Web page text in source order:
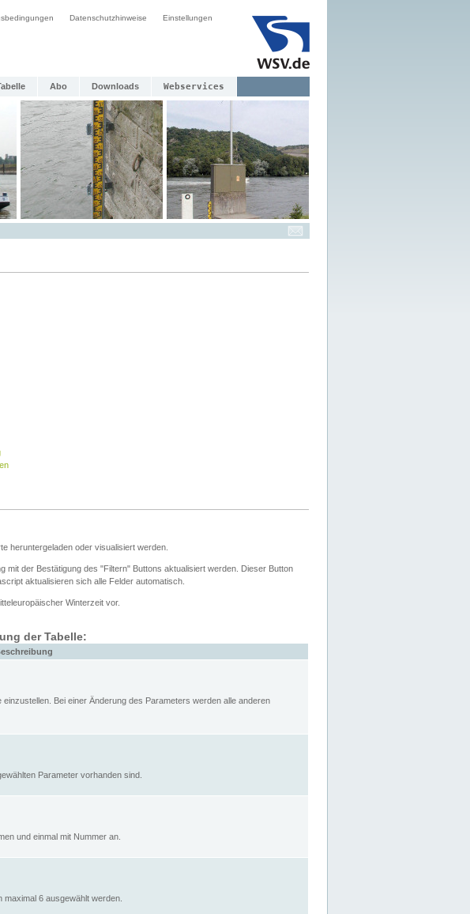
Datenschutzhinweise Einstellungen
Abo Downloads Webservices
heruntergeladen oder visualisiert werden.
der Bestätigung des "Filtern" Buttons aktualisiert werden. Dieser Button
aktualisieren sich alle Felder automatisch.
Winterzeit vor.
der Tabelle:
Bei einer Änderung des Parameters werden alle anderen
Parameter vorhanden sind.
und einmal mit Nummer an.
6 ausgewählt werden.